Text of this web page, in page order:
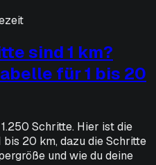
sind 1 km?
für 1 bis 20
Schritte. Hier ist die
20 km, dazu die Schritte
und wie du deine